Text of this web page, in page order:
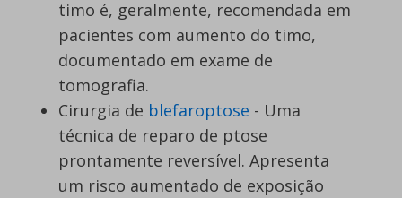
timo é, geralmente, recomendada em
pacientes com aumento do timo,
documentado em exame de
tomografia.
Cirurgia de blefaroptose - Uma
técnica de reparo de ptose
prontamente reversível. Apresenta
um risco aumentado de exposição